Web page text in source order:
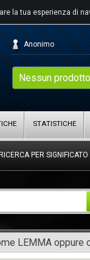
la tua esperienza di
Nessun
Anonimo
STATISTICHE
RICERCA PER SIGNIFICATO
LEMMA oppure